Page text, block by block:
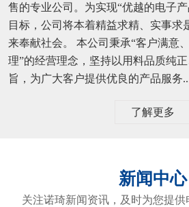
售的专业公司。为实现“优越的电子
目标，公司将本着精益求精、实事求
来奉献社会。 本公司秉承“客户满意
理”的经营理念，坚持以用料品质纯
旨，为广大客户提供优良的产品服务
了解更多
新闻中心
关注诺琦新闻资讯，及时为您提